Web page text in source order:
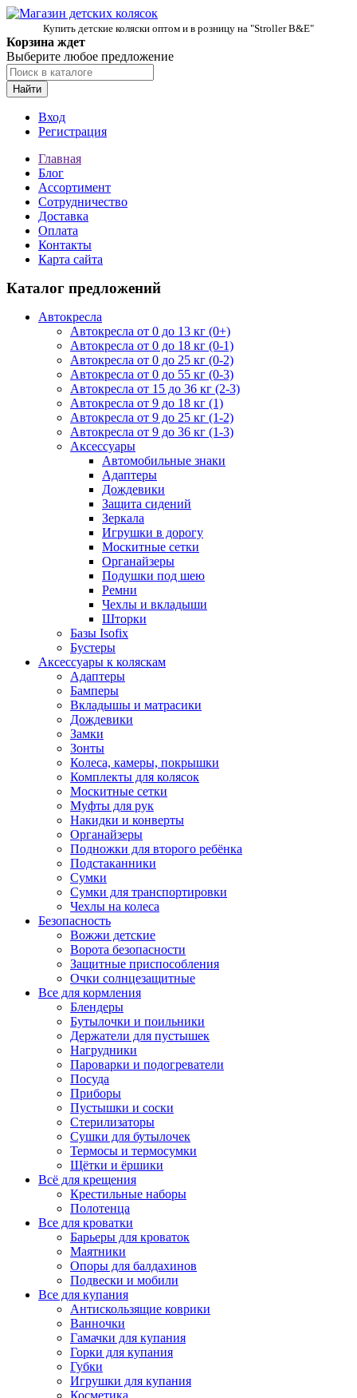
Купить детские коляски оптом и в розницу на "Stroller B&E"
Корзина ждет
Выберите любое предложение
Найти
Вход
Регистрация
Главная
Блог
Ассортимент
Сотрудничество
Доставка
Оплата
Контакты
Карта сайта
Каталог предложений
Автокресла
Автокресла от 0 до 13 кг (0+)
Автокресла от 0 до 18 кг (0-1)
Автокресла от 0 до 25 кг (0-2)
Автокресла от 0 до 55 кг (0-3)
Автокресла от 15 до 36 кг (2-3)
Автокресла от 9 до 18 кг (1)
Автокресла от 9 до 25 кг (1-2)
Автокресла от 9 до 36 кг (1-3)
Аксессуары
Автомобильные знаки
Адаптеры
Дождевики
Защита сидений
Зеркала
Игрушки в дорогу
Москитные сетки
Органайзеры
Подушки под шею
Ремни
Чехлы и вкладыши
Шторки
Базы Isofix
Бустеры
Аксессуары к коляскам
Адаптеры
Бамперы
Вкладышы и матрасики
Дождевики
Замки
Зонты
Колеса, камеры, покрышки
Комплекты для колясок
Москитные сетки
Муфты для рук
Накидки и конверты
Органайзеры
Подножки для второго ребёнка
Подстаканники
Сумки
Сумки для транспортировки
Чехлы на колеса
Безопасность
Вожжи детские
Ворота безопасности
Защитные приспособления
Очки солнцезащитные
Все для кормления
Блендеры
Бутылочки и поильники
Держатели для пустышек
Нагрудники
Пароварки и подогреватели
Посуда
Приборы
Пустышки и соски
Стерилизаторы
Сушки для бутылочек
Термосы и термосумки
Щётки и ёршики
Всё для крещения
Крестильные наборы
Полотенца
Все для кроватки
Барьеры для кроваток
Маятники
Опоры для балдахинов
Подвески и мобили
Все для купания
Антискользящие коврики
Ванночки
Гамачки для купания
Горки для купания
Губки
Игрушки для купания
Косметика